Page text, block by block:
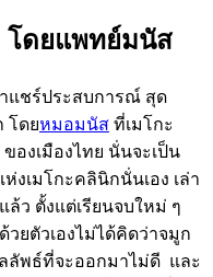
โดยแพทย์มนัส
แชร์ประสบการณ์ สุด
โดยหมอมนัส ที่เมโกะ
องเมืองไทย นั่นจะเป็น
เมโกะคลินิกนั่นเอง เล่า
ว ตั้งแต่เรียนจบใหม่ ๆ
วยตัวเองไม่ได้คิดว่าจมูก
ลัพธ์ที่จะออกมาไม่ดี และ